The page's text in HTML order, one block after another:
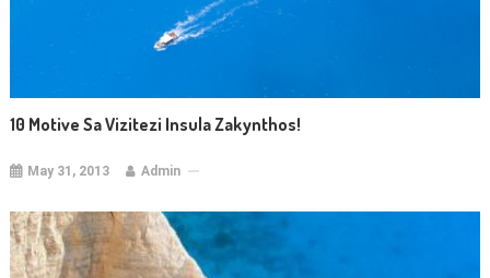
10 Motive Sa Vizitezi Insula Zakynthos!
May 31, 2013 Admin